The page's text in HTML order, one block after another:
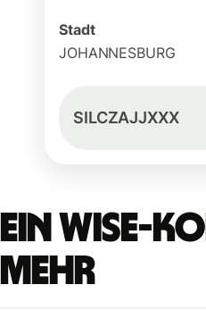
Stadt
JOHANNESBURG
SILCZAJJXXX
Ein Wise-
mehr